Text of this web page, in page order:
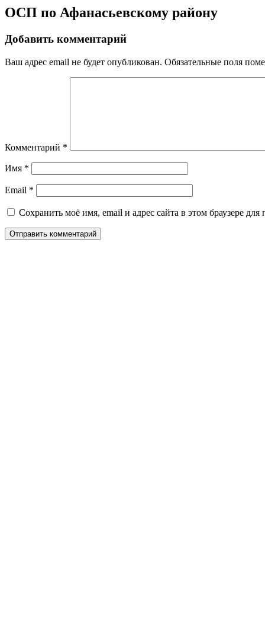
ОСП по Афанасьевскому району
Добавить комментарий
Ваш адрес email не будет опубликован. Обязательные поля
Комментарий *
Имя *
Email *
Сохранить моё имя, email и адрес сайта в этом браузере